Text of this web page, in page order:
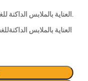
العناية بالملابس الداكنة للغسالات الأوتوماتيكية والغسيل اليدوي.